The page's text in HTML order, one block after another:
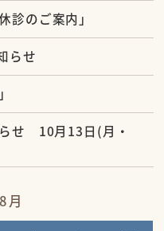
診のご案内」
らせ
せ 10月13日(月・
月